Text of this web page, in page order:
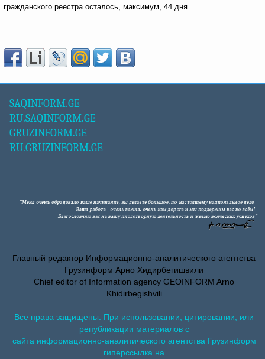
гражданского реестра осталось, максимум, 44 дня.
SAQINFORM.GE
RU.SAQINFORM.GE
GRUZINFORM.GE
RU.GRUZINFORM.GE
Главный редактор Информационно-аналитического агентства
Грузинформ Арно Хидирбегишвили
Chief editor of Information agency GEOINFORM Arno
Khidirbegishvili
Все права защищены. При использовании, цитировании, или
републикации материалов с
сайта информационно-аналитического агентства Грузинформ
гиперссылка на